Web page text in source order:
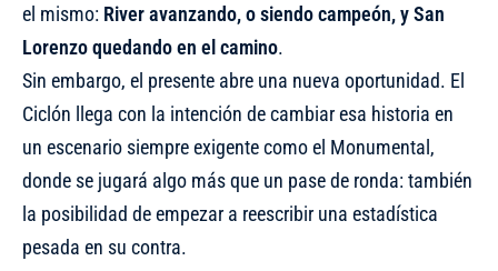
el mismo: River avanzando, o siendo campeón, y San
Lorenzo quedando en el camino.
Sin embargo, el presente abre una nueva oportunidad. El
Ciclón llega con la intención de cambiar esa historia en
un escenario siempre exigente como el Monumental,
donde se jugará algo más que un pase de ronda: también
la posibilidad de empezar a reescribir una estadística
pesada en su contra.